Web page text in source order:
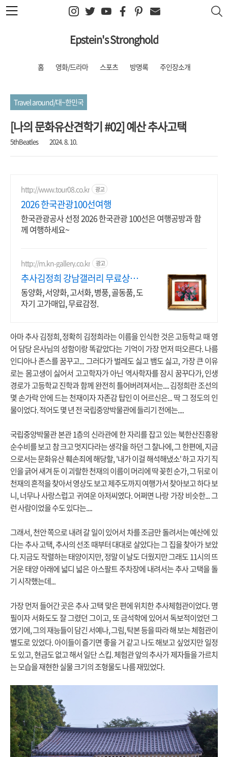
본문 바로가기
Epstein's Stronghold
홈 영화/드라마 스포츠 방명록 주인장소개
Travel around/대~한민국
[나의 문화유산견학기 #02] 예산 추사고택
5thBeatles 2024. 8. 10.
http://www.tour08.co.kr 광고
2026 한국관광100선여행
한국관광공사 선정 2026 한국관광 100선은 여행공방과 함
께 여행하세요~
http://m.kn-gallery.co.kr 광고
추사김정희 강남갤러리 무료상담,
감정 받아보세요!
동양화, 서양화, 고서화, 병풍, 골동품, 도
자기 고가매입, 무료감정.
아마 추사 김정희, 정확히 김정희라는 이름을 인식한 것은 고등학교 때 영
어 담당 은사님의 성함이랑 똑같았다는 기억이 가장 먼저 떠오른다. 나름
인디아나 존스를 꿈꾸고... 그러다가 벌레도 싫고 뱀도 싫고, 가장 큰 이유
로는 몸고생이 싫어서 고고학자가 아닌 역사학자를 잠시 꿈꾸다가, 인생
경로가 고등학교 진학과 함께 완전히 틀어버려져서는.... 김정희란 조선의
몇 손가락 안에 드는 천재이자 자존감 탑인 이 어르신은... 딱 그 정도의 인
물이었다. 적어도 몇 년 전 국립중앙박물관에 들리기 전에는....
국립중앙박물관 본관 1층의 신라관에 한 자리를 잡고 있는 북한산진흥왕
순수비를 보고 참 크고 멋지다라는 생각을 하던 그 찰나에, 그 한편에, 지금
으로서는 문화유산 훼손죄에 해당할, '내가 이걸 해석해냈소' 하고 자기 직
인을 긁어 새겨 둔 이 괴랄한 천재의 이름이 머리에 딱 꽂힌 순가, 그 뒤로 이
천재의 흔적을 찾아서 영상도 보고 제주도까지 여행가서 찾아보고 하다 보
니, 너무나 사랑스럽고 귀여운 아저씨였다. 어쩌면 나랑 가장 비슷한... 그
런 사람이었을 수도 있다는....
그래서, 천안 쪽으로 내려 갈 일이 있어서 차를 조금만 돌려서는 예산에 있
다는 추사 고택, 추사의 선조 때부터 대대로 살았다는 그 집을 찾아가 보았
다. 지금도 작렬하는 태양이지만, 정말 이 날도 더웠지만 그래도 11시의 뜨
거운 태양 아래에 넓디 넓은 아스팔트 주차장에 내려서는 추사 고택을 돌
기 시작했는데...
가장 먼저 들어간 곳은 추사 고택 맞은 편에 위치한 추사체험관이었다. 명
필이자 서화도도 잘 그렸던 그이고, 또 금석학에 있어서 독보적이었던 그
였기에, 그의 재능들이 담긴 서예나, 그림, 탁본 등을 따라 해 보는 체험관이
별도로 있었다. 아이들이 즐기면 좋을 거 같고 나도 해보고 싶었지만 일정
도 있고, 현금도 없고 해서 일단 스킵. 체험관 앞의 추사가 제자들을 가르치
는 모습을 재현한 실물 크기의 조형물도 나름 재밌었다.